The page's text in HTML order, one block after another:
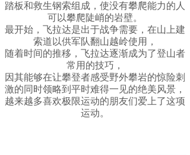
踏板和救生钢索组成，使没有攀爬能力的人
可以攀爬陡峭的岩壁。
最开始，飞拉达是出于战争需要，在山上建
索道以供军队翻山越岭使用，
随着时间的推移，飞拉达逐渐成为了登山者
常用的技巧，
因其能够在让攀登者感受野外攀岩的惊险刺
激的同时领略到平时难得一见的绝美风景，
越来越多喜欢极限运动的朋友们爱上了这项
运动。